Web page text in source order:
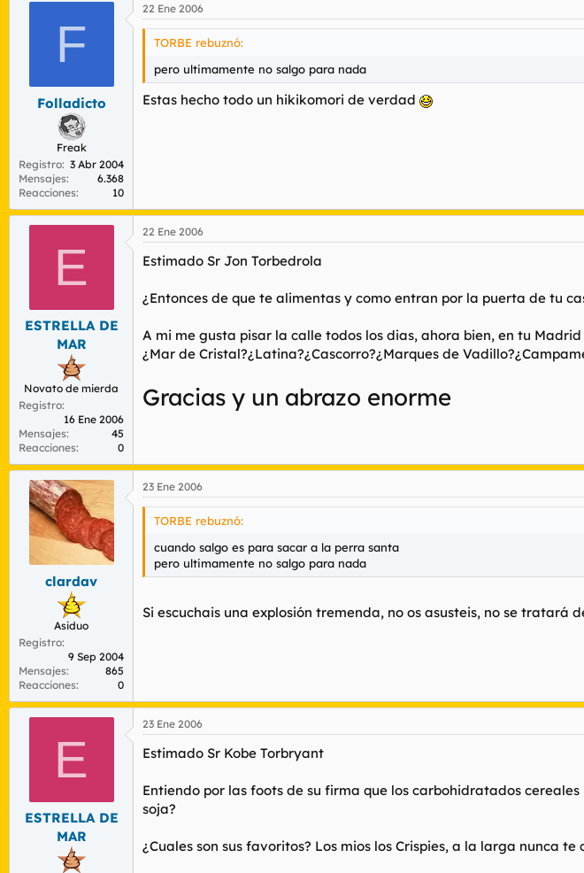
F
Folladicto
Freak
Registro 3 Abr 2004
Mensajes
6.368
Reacciones
10
22 Ene 2006
TORBE rebuznó:
pero ultimamente no salgo para nada
Estas hecho todo un hikikomori de verdad
E
ESTRELLA DE
MAR
Novato de mierda
Registro
16 Ene 2006
Mensajes
45
Reacciones
0
22 Ene 2006
Estimado Sr Jon Torbedrola
¿Entonces de que te alimentas y como entran por la puerta de tu
A mi me gusta pisar la calle todos los dias, ahora bien, en tu
¿Mar de Cristal?¿Latina?¿Cascorro?¿Marques de
Gracias y un abrazo enorme
clardav
Asiduo
Registro
9 Sep 2004
Mensajes
865
Reacciones
0
23 Ene 2006
TORBE rebuznó:
cuando salgo es para sacar a la perra santa
pero ultimamente no salgo para nada
Si escuchais una explosión tremenda, no os asusteis, no se
E
ESTRELLA DE
MAR
23 Ene 2006
Estimado Sr Kobe Torbryant
Entiendo por las foots de su firma que los carbohidratados
soja?
¿Cuales son sus favoritos? Los mios los Crispies, a la larga nunca te